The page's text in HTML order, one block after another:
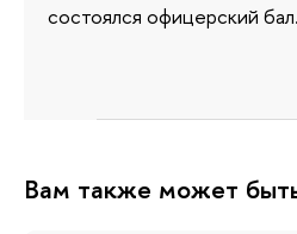
состоялся офицерский бал.
Вам также может